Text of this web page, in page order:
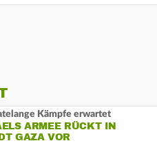
Kämpfe erwartet
ARMEE RÜCKT IN
GAZA VOR